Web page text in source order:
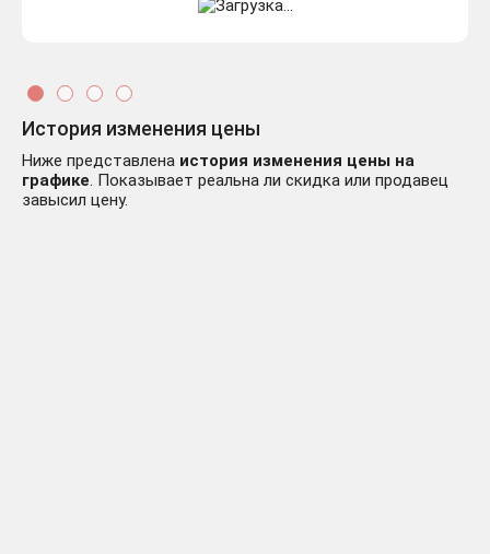
История изменения цены
Ниже представлена история изменения цены на
графике. Показывает реальна ли скидка или продавец
завысил цену.